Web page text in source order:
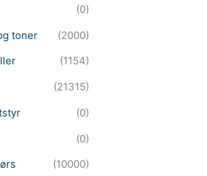
(0)
toner
(2000)
(1154)
(21315)
(0)
(0)
(10000)